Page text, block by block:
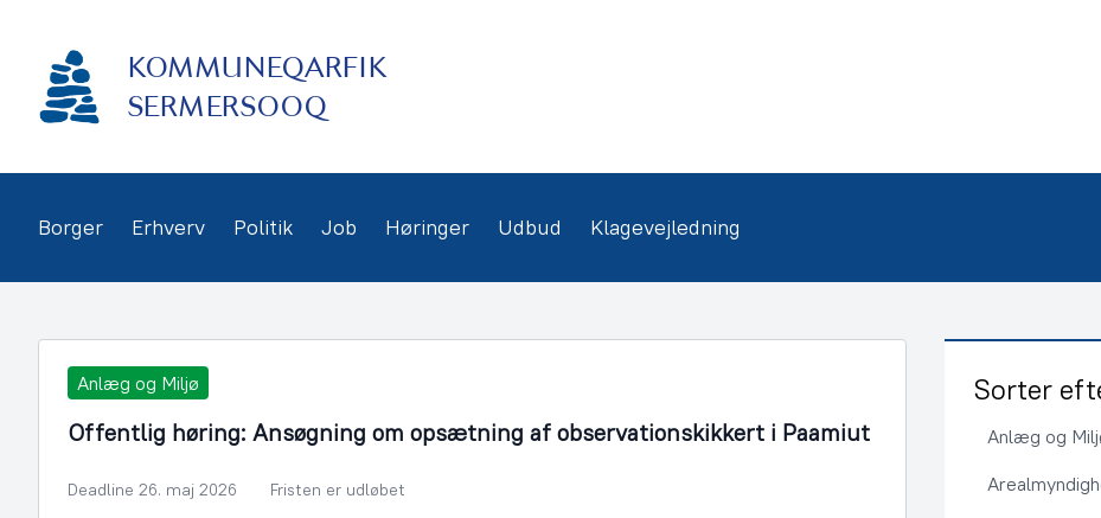
indhold
KOMMUNEQARFIK
SERMERSOOQ
Borger Erhverv Politik Job Høringer Udbud Klagevejledning
Anlæg og Miljø
Offentlig høring: Ansøgning om opsætning af observationskikkert i Paamiut
Deadline 26. maj 2026 Fristen er udløbet
Sorter
Anlæg og